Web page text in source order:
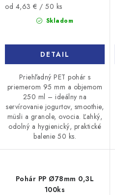
Skladom
Jednotková
od 4,63 € / 50 ks
DETAIL
Priehľadný PET pohár s
priemerom 95 mm a objemom
250 ml – ideálny na
servírovanie jogurtov, smoothie,
müsli a granole, ovocia. Ľahký,
odolný a hygienický, praktické
balenie 50 ks.
Pohár PP Ø78mm 0,3L
100ks